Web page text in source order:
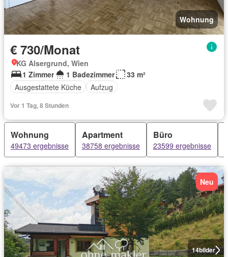
Wohnung
€ 730/Monat
KG Alsergrund, Wien
1 Zimmer
1 Badezimmer
33 m²
Ausgestattete Küche
Aufzug
Vor 1 Tag, 8 Stunden
Wohnung
49473 ergebnisse
Apartment
38758 ergebnisse
Büro
23599 ergebnisse
14bilder
Neu